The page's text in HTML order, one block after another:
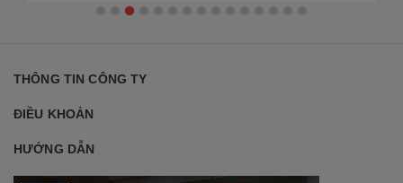
THÔNG TIN CÔNG TY
ĐIỀU KHOẢN
HƯỚNG DẪN